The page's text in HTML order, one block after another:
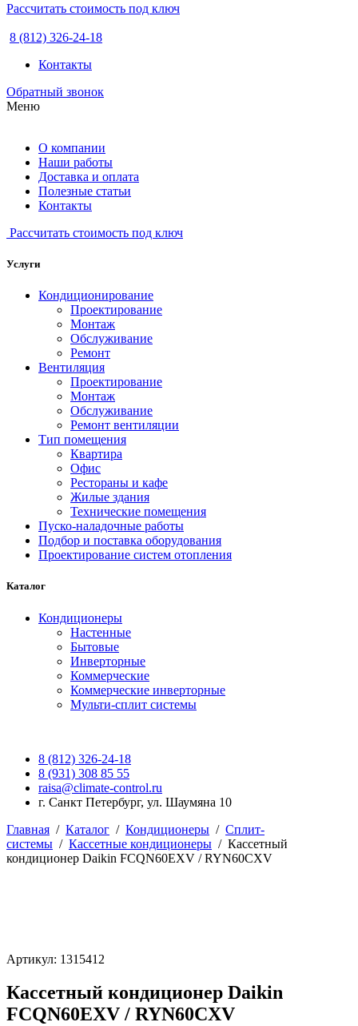
Рассчитать стоимость под ключ
8 (812) 326-24-18
Контакты
Обратный звонок
Меню
О компании
Наши работы
Доставка и оплата
Полезные статьи
Контакты
Рассчитать стоимость под ключ
Услуги
Кондиционирование
Проектирование
Монтаж
Обслуживание
Ремонт
Вентиляция
Проектирование
Монтаж
Обслуживание
Ремонт вентиляции
Тип помещения
Квартира
Офис
Рестораны и кафе
Жилые здания
Технические помещения
Пуско-наладочные работы
Подбор и поставка оборудования
Проектирование систем отопления
Каталог
Кондиционеры
Настенные
Бытовые
Инверторные
Коммерческие
Коммерческие инверторные
Мульти-сплит системы
8 (812) 326-24-18
8 (931) 308 85 55
raisa@climate-control.ru
г. Санкт Петербург, ул. Шаумяна 10
Главная / Каталог / Кондиционеры / Сплит-
системы / Кассетные кондиционеры / Кассетный
кондиционер Daikin FCQN60EXV / RYN60CXV
Артикул: 1315412
Кассетный кондиционер Daikin
FCQN60EXV / RYN60CXV